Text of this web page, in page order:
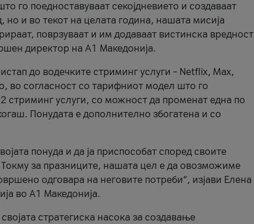
го поедноставуваат секојдневието и создаваат
и во текот на целата година, нашата мисија
поврзуваат и им додаваат вистинска вредност
директор на А1 Македонија.
до водечките стриминг услуги – Netflix, Max,
во согласност со тарифниот модел што го
стриминг услуги, со можност да променат една по
Понудата е дополнително збогатена и со
понуда и да ја приспособат според своите
за празниците, нашата цел е да овозможиме
одговара на неговите потреби“, изјави Елена
во А1 Македонија.
стратегиска насока за создавање